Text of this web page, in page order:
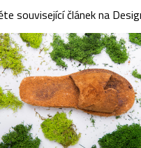
související článek na